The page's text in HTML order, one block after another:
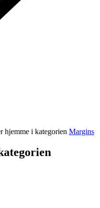
hjemme i kategorien Margins